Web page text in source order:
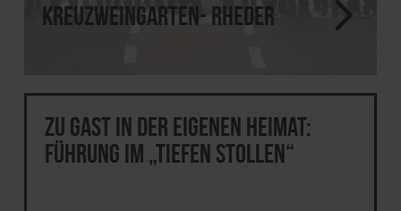
Kreuzweingarten- Rheder
Zu Gast in der eigenen Heimat:
Führung im „Tiefen Stollen“